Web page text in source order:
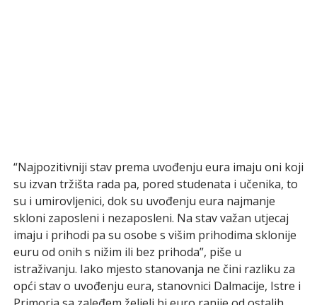
“Najpozitivniji stav prema uvođenju eura imaju oni koji
su izvan tržišta rada pa, pored studenata i učenika, to
su i umirovljenici, dok su uvođenju eura najmanje
skloni zaposleni i nezaposleni. Na stav važan utjecaj
imaju i prihodi pa su osobe s višim prihodima sklonije
euru od onih s nižim ili bez prihoda”, piše u
istraživanju. Iako mjesto stanovanja ne čini razliku za
opći stav o uvođenju eura, stanovnici Dalmacije, Istre i